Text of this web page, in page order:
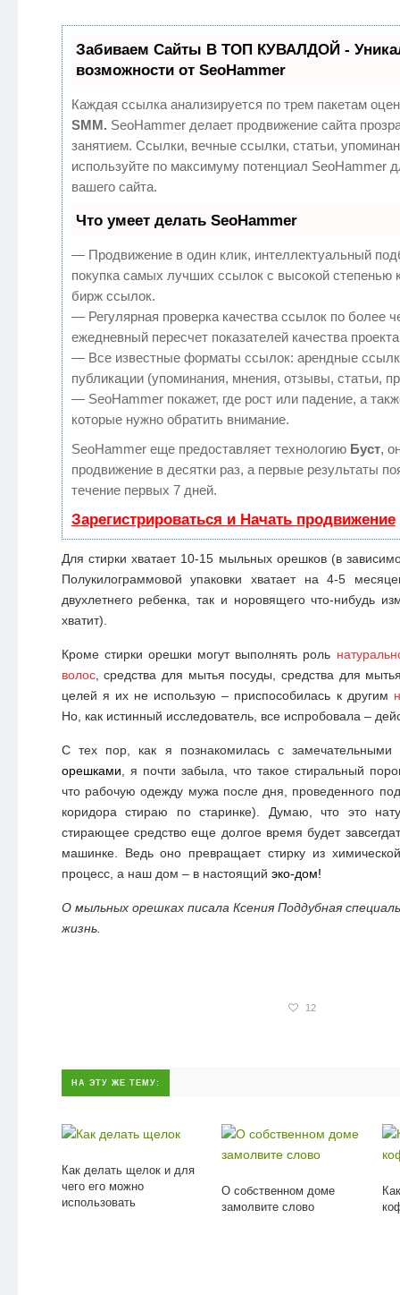
Забиваем Сайты В ТОП КУВАЛДОЙ -
возможности от SeoHammer
Каждая ссылка анализируется по трем пакетам
SMM. SeoHammer делает продвижение сайта
занятием. Ссылки, вечные ссылки, статьи,
используйте по максимуму потенциал SeoHammer
вашего сайта.
Что умеет делать SeoHammer
— Продвижение в один клик, интеллектуальный
покупка самых лучших ссылок с высокой степенью
бирж ссылок.
— Регулярная проверка качества ссылок по более
ежедневный пересчет показателей качества
— Все известные форматы ссылок: арендные
публикации (упоминания, мнения, отзывы, статьи,
— SeoHammer покажет, где рост или падение, а
которые нужно обратить внимание.
SeoHammer еще предоставляет технологию Буст,
продвижение в десятки раз, а первые результаты
течение первых 7 дней.
Зарегистрироваться и Начать продвижение
Для стирки хватает 10-15 мыльных орешков (в
Полукилограммовой упаковки хватает на 4-5
двухлетнего ребенка, так и норовящего что-нибудь
хватит).
Кроме стирки орешки могут выполнять роль
волос, средства для мытья посуды, средства для
целей я их не использую – приспособилась к другим
Но, как истинный исследователь, все испробовала –
С тех пор, как я познакомилась с замечательными
орешками , я почти забыла, что такое стиральный
что рабочую одежду мужа после дня, проведенного
коридора стираю по старинке). Думаю, что это
стирающее средство еще долгое время будет
машинке. Ведь оно превращает стирку из
процесс, а наш дом – в настоящий эко-дом!
О мыльных орешках писала Ксения Поддубная
жизнь.
12
НА ЭТУ ЖЕ ТЕМУ:
Как делать щелок и для
чего его можно
использовать
О собственном доме
замолвите слово